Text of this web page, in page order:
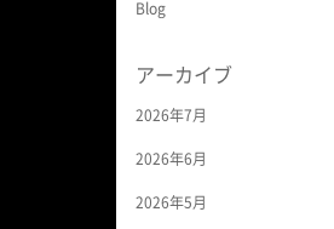
Blog
アーカイブ
2026年7月
2026年6月
2026年5月